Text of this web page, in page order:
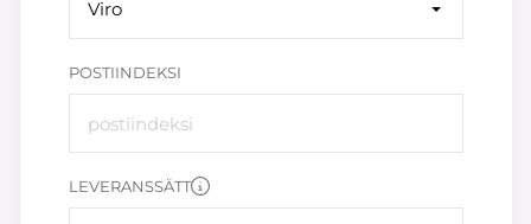
Viro
POSTIINDEKSI
LEVERANSSÄTT